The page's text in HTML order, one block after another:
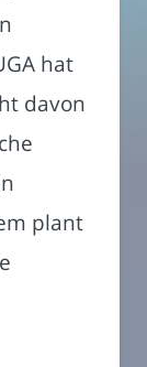
hat
davon
plant